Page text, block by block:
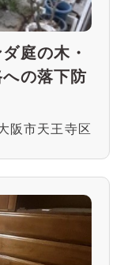
庭の木・
の落下防
阪市天王寺区